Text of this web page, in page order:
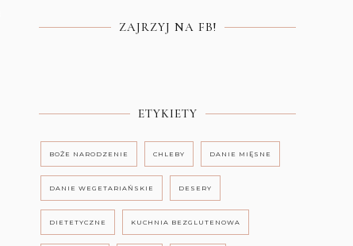
ZAJRZYJ NA FB!
ETYKIETY
BOŻE NARODZENIE CHLEBY DANIE MIĘSNE
DANIE WEGETARIAŃSKIE DESERY
DIETETYCZNE KUCHNIA BEZGLUTENOWA